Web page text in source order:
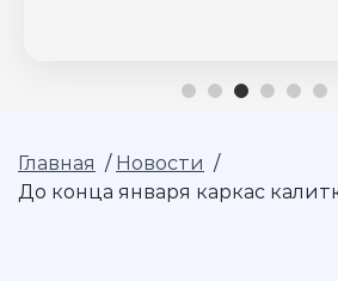
Главная / Новости /
До конца января каркас